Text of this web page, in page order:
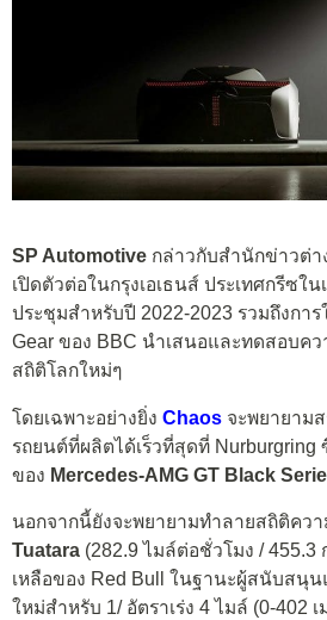
SP Automotive กล่าวกับสำนักข่าวต่า
เปิดตัวต่อในกรุงเอเธนส์ ประเทศกรีซใ
ประชุมสำหรับปี 2022-2023 รวมถึงการ
Gear ของ BBC นำเสนอและทดสอบคว
สถิติโลกใหม่ๆ
โดยเฉพาะอย่างยิ่ง Chaos จะพยายาม
รถยนต์ที่ผลิตได้เร็วที่สุดที่ Nurburgring
ของ Mercedes-AMG GT Black
นอกจากนี้ยังจะพยายามทำลายสถิติควา
Tuatara (282.9 ไมล์ต่อชั่วโมง /
เหลือของ Red Bull ในฐานะผู้สนับสนุ
ใหม่สำหรับ 1/ อัตราเร่ง 4 ไมล์ (0-402